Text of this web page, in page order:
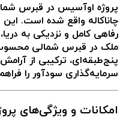
پروژه اوآسیس در قبرس
چاناکاله واقع شده است.
رفاهی کامل و نزدیکی به
ملک در قبرس شمالی
پنج‌طبقه‌ای، ترکیبی از
سرمایه‌گذاری سودآور را
امکانات و ویژگی‌های